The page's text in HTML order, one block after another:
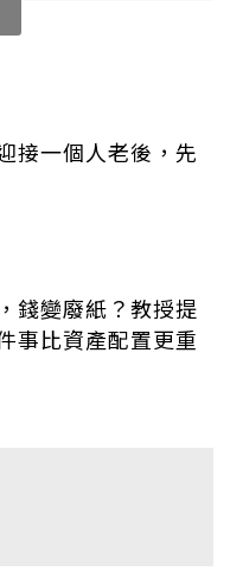
接一個人老後，先
錢變廢紙？教授提
事比資產配置更重